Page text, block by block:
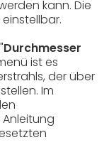
kann. Die
Durchmesser
ist es
der über
Im